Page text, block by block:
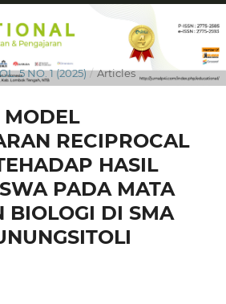
5 NO. 1 (2025) / Articles
MODEL
RECIPROCAL
HASIL
PADA MATA
BIOLOGI DI SMA